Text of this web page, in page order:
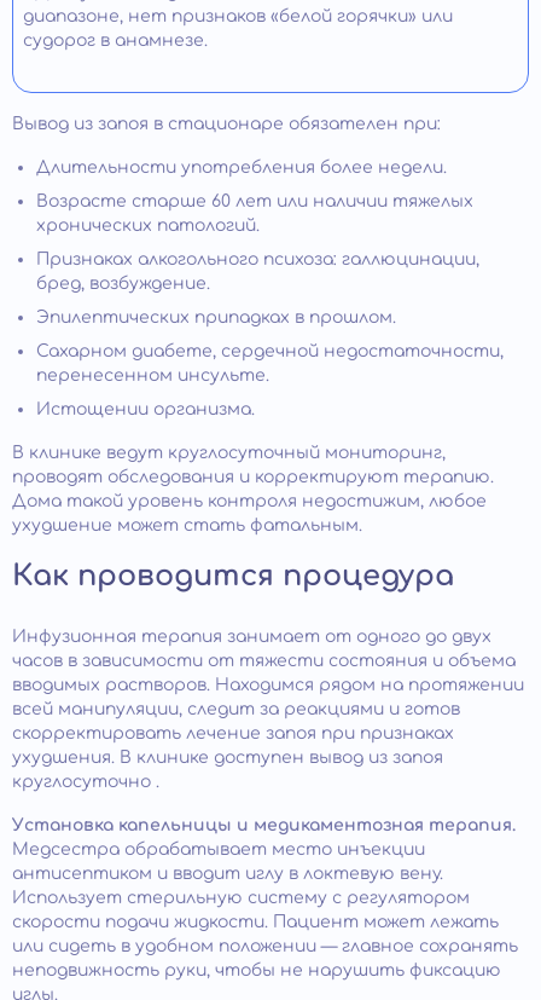
диапазоне, нет признаков «белой горячки» или
судорог в анамнезе.
Вывод из запоя в стационаре обязателен при:
Длительности употребления более недели.
Возрасте старше 60 лет или наличии тяжелых
хронических патологий.
Признаках алкогольного психоза: галлюцинации,
бред, возбуждение.
Эпилептических припадках в прошлом.
Сахарном диабете, сердечной недостаточности,
перенесенном инсульте.
Истощении организма.
В клинике ведут круглосуточный мониторинг,
проводят обследования и корректируют терапию.
Дома такой уровень контроля недостижим, любое
ухудшение может стать фатальным.
Как проводится процедура
Инфузионная терапия занимает от одного до двух
часов в зависимости от тяжести состояния и объема
вводимых растворов. Находимся рядом на протяжении
всей манипуляции, следит за реакциями и готов
скорректировать лечение запоя при признаках
ухудшения. В клинике доступен вывод из запоя
круглосуточно .
Установка капельницы и медикаментозная терапия.
Медсестра обрабатывает место инъекции
антисептиком и вводит иглу в локтевую вену.
Использует стерильную систему с регулятором
скорости подачи жидкости. Пациент может лежать
или сидеть в удобном положении — главное сохранять
неподвижность руки, чтобы не нарушить фиксацию
иглы.